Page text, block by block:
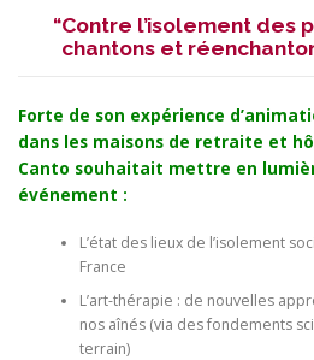
“Contre l’isolement des
chantons et
Forte de son expérience
dans les maisons de retraite et
Canto souhaitait mettre en
événement :
L’état des lieux de l’isolement
France
L’art-thérapie : de nouvelles
nos aînés (via des fondements
terrain)